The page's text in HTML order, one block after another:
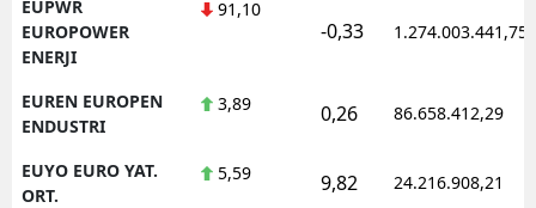
EUPWR
EUROPOWER
ENERJI
91,10
-0,33 1.274.003.441,75
EUREN EUROPEN
ENDUSTRI
3,89 0,26 86.658.412,29
EUYO EURO YAT.
ORT.
5,59 9,82 24.216.908,21